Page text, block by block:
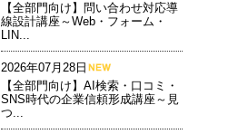
【全部門向け】問い合わせ対応導
線設計講座～Web・フォーム・
LIN...
2026年07月28日
【全部門向け】AI検索・口コミ・
SNS時代の企業信頼形成講座～見
つ...